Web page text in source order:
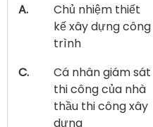
A.
Chủ nhiệm thiết
kế xây dựng công
trình
C.
Cá nhân giám sát
thi công của nhà
thầu thi công xây
dựng